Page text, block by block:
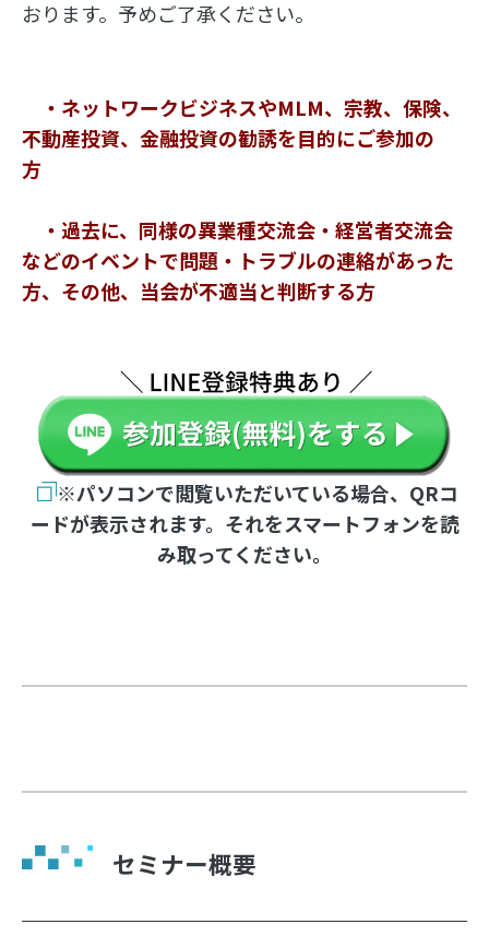
おります。予めご了承ください。
・ネットワークビジネスやMLM、宗教、保険、
不動産投資、金融投資の勧誘を目的にご参加の
方
・過去に、同様の異業種交流会・経営者交流会
などのイベントで問題・トラブルの連絡があった
方、その他、当会が不適当と判断する方
※パソコンで閲覧いただいている場合、QRコ
ードが表示されます。それをスマートフォンを読
み取ってください。
セミナー概要